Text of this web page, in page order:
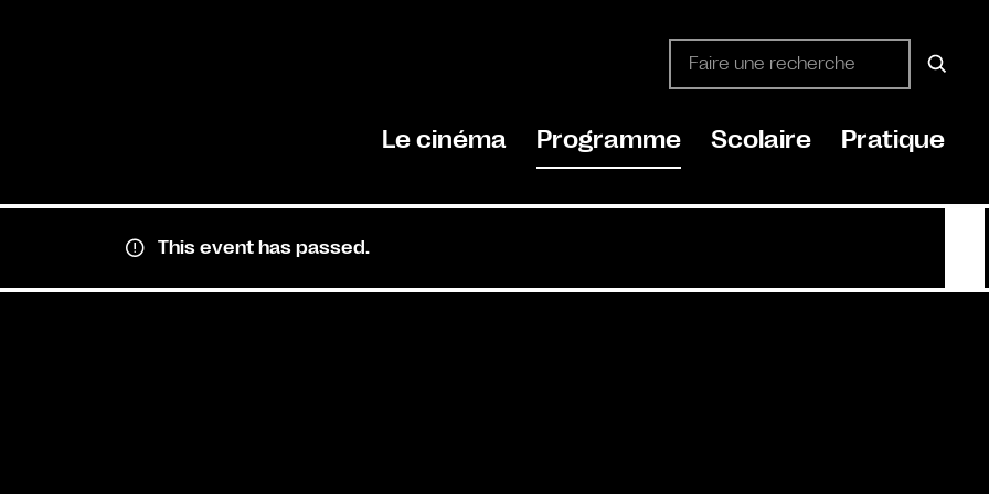
Le cinéma Programme Scolaire Pratique
This event has passed.